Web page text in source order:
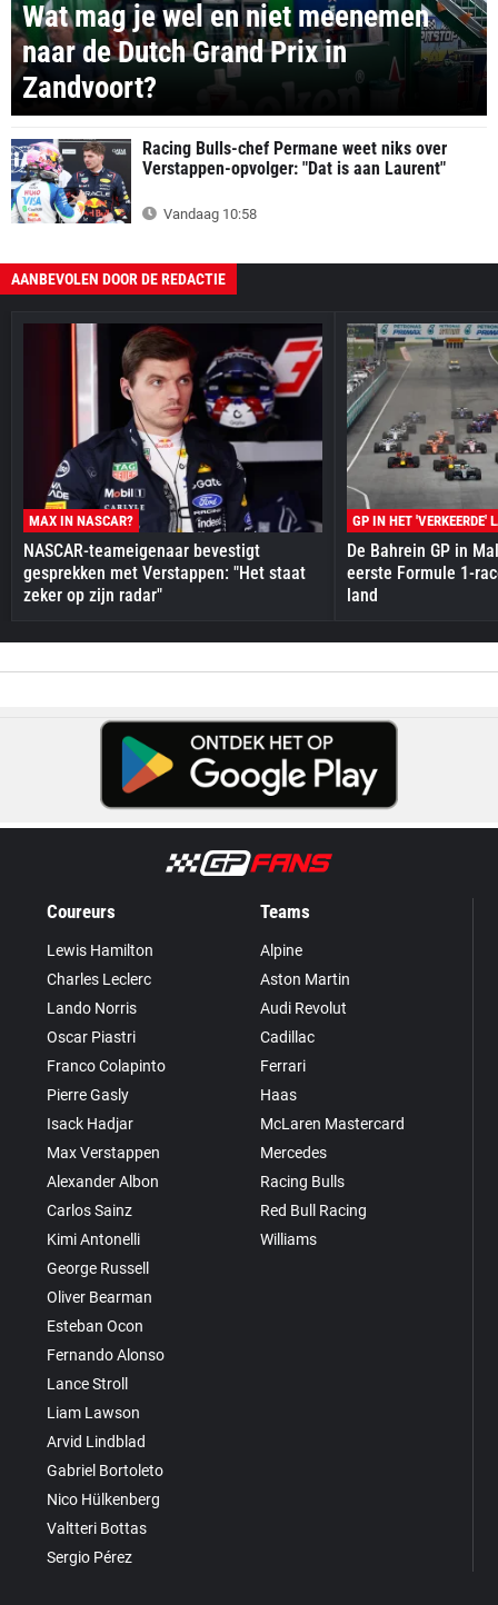
Wat mag je wel en niet meenemen
naar de Dutch Grand Prix in
Zandvoort?
Racing Bulls-chef Permane weet niks over
Verstappen-opvolger: "Dat is aan Laurent"
Vandaag 10:58
AANBEVOLEN DOOR DE REDACTIE
MAX IN NASCAR?
NASCAR-teameigenaar bevestigt
gesprekken met Verstappen: "Het staat
zeker op zijn radar"
GP IN HET 'VERKEERDE'
De Bahrein GP in
eerste Formule 1-
land
Coureurs
Lewis Hamilton
Charles Leclerc
Lando Norris
Oscar Piastri
Franco Colapinto
Pierre Gasly
Isack Hadjar
Max Verstappen
Alexander Albon
Carlos Sainz
Kimi Antonelli
George Russell
Oliver Bearman
Esteban Ocon
Fernando Alonso
Lance Stroll
Liam Lawson
Arvid Lindblad
Gabriel Bortoleto
Nico Hülkenberg
Valtteri Bottas
Sergio Pérez
Teams
Alpine
Aston Martin
Audi Revolut
Cadillac
Ferrari
Haas
McLaren Mastercard
Mercedes
Racing Bulls
Red Bull Racing
Williams